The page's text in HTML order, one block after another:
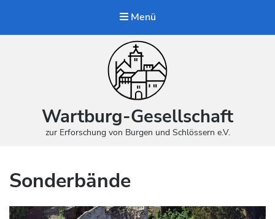
Menü
Wartburg-Gesellschaft
zur Erforschung von Burgen und Schlössern e.V.
Sonderbände